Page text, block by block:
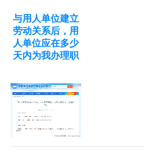
业务受理期
每月1日至20日
为医保增减员业
务受理期。
障信息平台网上
服务大厅”自助申
报，无需现场办
理。
与用人单位建立
劳动关系后，用
人单位应在多少
天内为我办理职